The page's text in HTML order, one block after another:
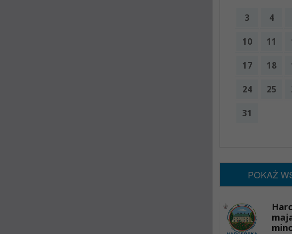
3 4
10 11
17 18
24 25
31
POKAŻ